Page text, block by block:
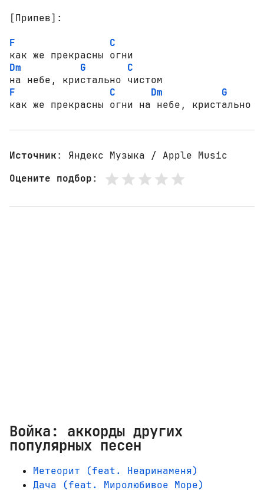
[Припев]:
F
C
Dm
G
C
F
C Dm
G
как же прекрасны огни на небе, кристально
Источник: Яндекс Музыка / Apple Music
Оцените подбор:
Войка: аккорды других
популярных песен
Метеорит (feat. Неаринаменя)
Дача (feat. Миролюбивое Море)